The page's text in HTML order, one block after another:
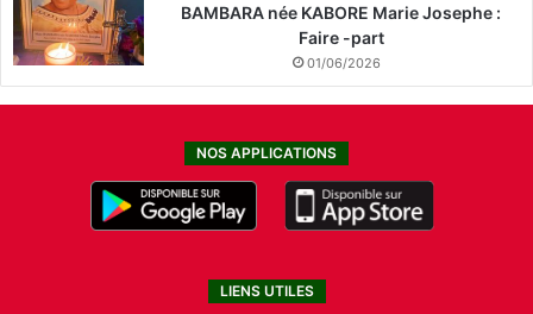
BAMBARA née KABORE Marie Josephe :
Faire -part
01/06/2026
NOS APPLICATIONS
LIENS UTILES